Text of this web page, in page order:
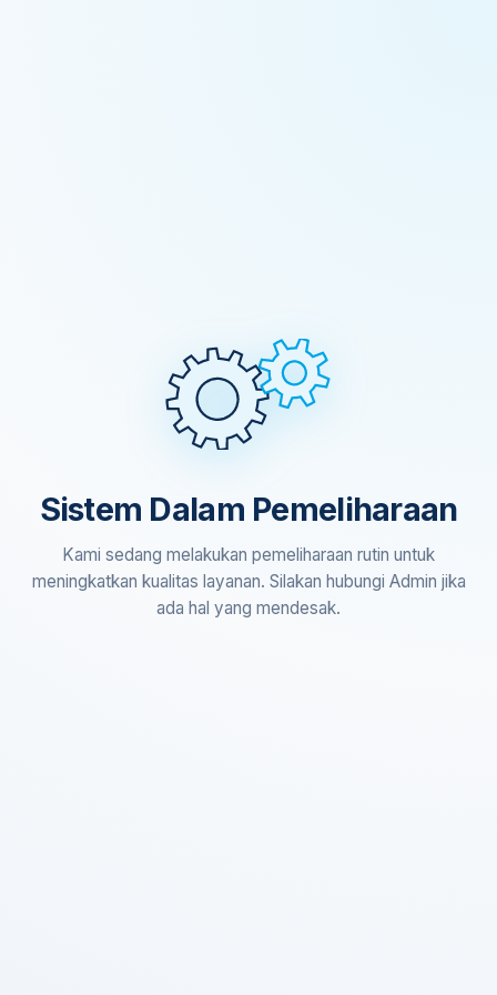
Sistem Dalam Pemeliharaan
Kami sedang melakukan pemeliharaan rutin untuk
meningkatkan kualitas layanan. Silakan hubungi Admin jika
ada hal yang mendesak.